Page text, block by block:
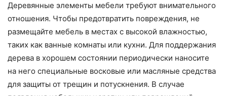
Деревянные элементы мебели требуют внимательного
отношения. Чтобы предотвратить повреждения, не
размещайте мебель в местах с высокой влажностью,
таких как ванные комнаты или кухни. Для поддержания
дерева в хорошем состоянии периодически наносите
на него специальные восковые или масляные средства
для защиты от трещин и потускнения. В случае